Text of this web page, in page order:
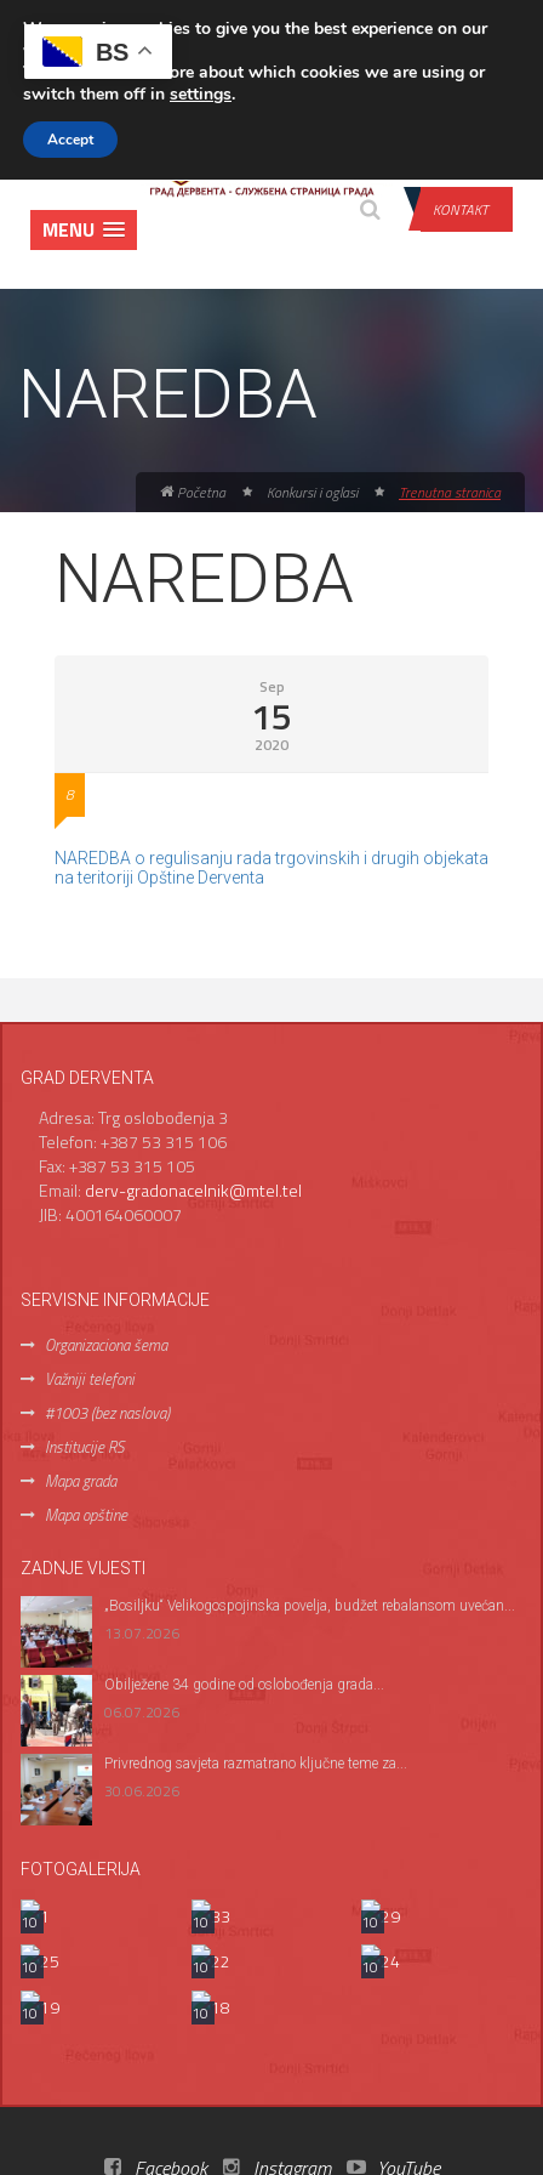
PRIJAVA
KONTAKT
MENU
NAREDBA
Početna Konkursi i oglasi Trenutna stranica
NAREDBA
Sep
15
2020
8
NAREDBA o regulisanju rada trgovinskih i drugih objekata
na teritoriji Opštine Derventa
GRAD DERVENTA
Adresa: Trg oslobođenja 3
Telefon: +387 53 315 106
Fax: +387 53 315 105
Email: derv-gradonacelnik@mtel.tel
JIB: 400164060007
SERVISNE INFORMACIJE
Organizaciona šema
Važniji telefoni
#1003 (bez naslova)
Institucije RS
Mapa grada
Mapa opštine
ZADNJE VIJESTI
„Bosiljku“ Velikogospojinska povelja, budžet rebalansom uvećan...
13.07.2026
Оbilježene 34 godine od oslobođenja grada...
06.07.2026
Privrednog savjeta razmatrano ključne teme za...
30.06.2026
FOTOGALERIJA
10 10
10
10
10
10
10
10
Facebook Instagram YouTube
BS
We are using cookies to give you the best experience on our
website.
You can find out more about which cookies we are using or
switch them off in settings.
Accept